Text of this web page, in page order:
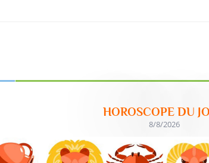
HOROSCOPE DU
8/8/2026